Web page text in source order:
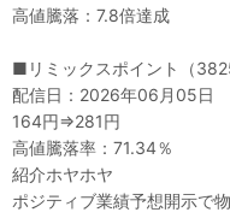
高値騰落：7.8倍達成
■リミックスポイント（
配信日：2026年06月05日
164円⇒281円
高値騰落率：71.34％
紹介ホヤホヤ
ポジティブ業績予想開示で